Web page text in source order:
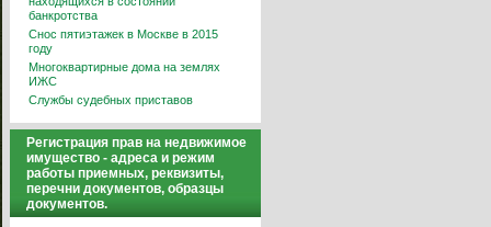
банкротства
Снос пятиэтажек в Москве в 2015
году
Многоквартирные дома на землях
ИЖС
Службы судебных приставов
Регистрация прав на недвижимое
имущество - адреса и режим
работы приемных, реквизиты,
перечни документов, образцы
документов.